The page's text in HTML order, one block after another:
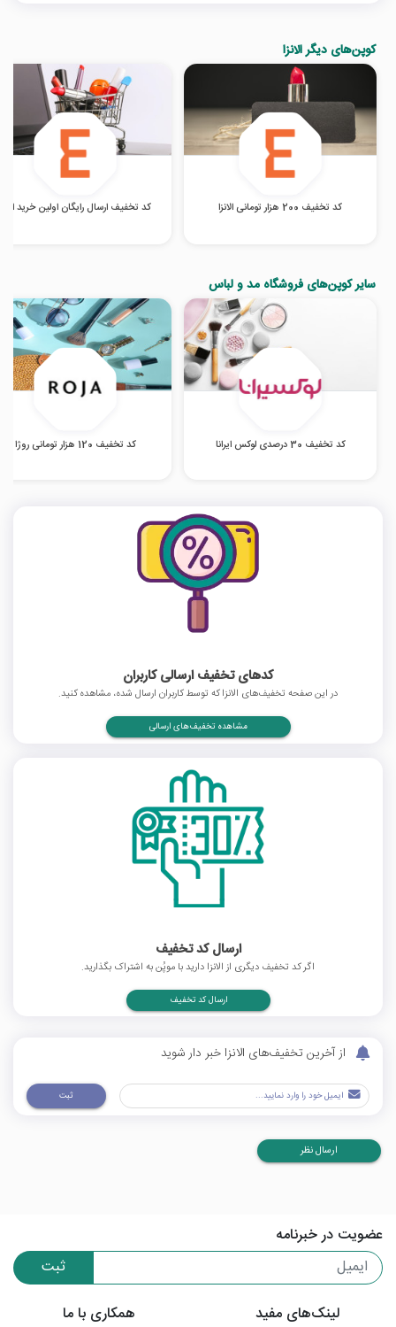
کوپن‌های دیگر الانزا
کد تخفیف 200 هزار تومانی الانزا کد تخفیف ارسال رایگان اولین خرید الانزا
سایر کوپن‌های فروشگاه مد و لباس
کد تخفیف 30 درصدی لوکس ایرانا کد تخفیف 120 هزار تومانی روژا
کدهای تخفیف ارسالی کاربران
در این صفحه تخفیف‌های الانزا که توسط کاربران ارسال شده، مشاهده کنید.
مشاهده تخفیف‌های ارسالی
ارسال کد تخفیف
اگر کد تخفیف دیگری از الانزا دارید با موپُن به اشتراک بگذارید.
ارسال کد تخفیف
از آخرین تخفیف‌های الانزا خبر دار شوید
ثبت
ارسال نظر
عضویت در خبرنامه
ثبت
لینک‌های مفید
همکاری با ما